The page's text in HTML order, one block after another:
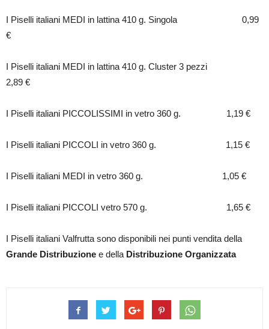
I Piselli italiani MEDI in lattina 410 g. Singola 0,99
€
I Piselli italiani MEDI in lattina 410 g. Cluster 3 pezzi
2,89 €
I Piselli italiani PICCOLISSIMI in vetro 360 g. 1,19 €
I Piselli italiani PICCOLI in vetro 360 g. 1,15 €
I Piselli italiani MEDI in vetro 360 g. 1,05 €
I Piselli italiani PICCOLI vetro 570 g. 1,65 €
I Piselli italiani Valfrutta sono disponibili nei punti vendita della
Grande Distribuzione e della Distribuzione Organizzata